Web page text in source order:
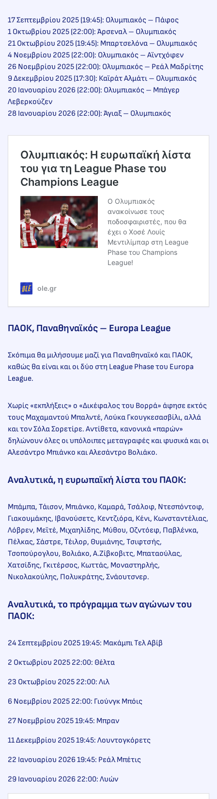
17 Σεπτεμβρίου 2025 (19:45): Ολυμπιακός – Πάφος
1 Οκτωβρίου 2025 (22:00): Άρσεναλ – Ολυμπιακός
21 Οκτωβρίου 2025 (19:45): Μπαρτσελόνα – Ολυμπιακός
4 Νοεμβρίου 2025 (22:00): Ολυμπιακός – Αϊντχόφεν
26 Νοεμβρίου 2025 (22:00): Ολυμπιακός – Ρεάλ Μαδρίτης
9 Δεκεμβρίου 2025 (17:30): Καϊράτ Αλμάτι – Ολυμπιακός
20 Ιανουαρίου 2026 (22:00): Ολυμπιακός – Μπάγερ
Λεβερκούζεν
28 Ιανουαρίου 2026 (22:00): Άγιαξ – Ολυμπιακός
Ολυμπιακός: Η ευρωπαϊκή λίστα
του για τη League Phase του
Champions League
Ο Ολυμπιακός
ανακοίνωσε τους
ποδοσφαιριστές, που θα
έχει ο Χοσέ Λουίς
Μεντιλίμπαρ στη League
Phase του Champions
League!
ole.gr
ΠΑΟΚ, Παναθηναϊκός – Europa League
Σκόπιμα θα μιλήσουμε μαζί για Παναθηναϊκό και ΠΑΟΚ,
καθώς θα είναι και οι δύο στη League Phase του Europa
League.
Χωρίς «εκπλήξεις» ο «Δικέφαλος του Βορρά» άφησε εκτός
τους Μαχαμαντού Μπαλντέ, Λούκα Γκουγκεσασβίλι, αλλά
και τον Σόλα Σορετίρε. Αντίθετα, κανονικά «παρών»
δηλώνουν όλες οι υπόλοιπες μεταγραφές και φυσικά και οι
Αλεσάντρο Μπιάνκο και Αλεσάντρο Βολιάκο.
Αναλυτικά, η ευρωπαϊκή λίστα του ΠΑΟΚ:
Μπάμπα, Τάισον, Μπιάνκο, Καμαρά, Τσάλοφ, Ντεσπόντοφ,
Γιακουμάκης, Ιβανούσετς, Κεντζιόρα, Κένι, Κωνσταντέλιας,
Λόβρεν, Μεϊτέ, Μιχαηλίδης, Μύθου, Οζντόεφ, Παβλένκα,
Πέλκας, Σάστρε, Τέιλορ, Θυμιάνης, Τσιφτσής,
Τσοπούρογλου, Βολιάκο, Α.Ζίβκοβιτς, Μπαταούλας,
Χατσίδης, Γκιτέρσος, Κωττάς, Μοναστηρλής,
Νικολακούλης, Πολυκράτης, Σνάουτσνερ.
Αναλυτικά, το πρόγραμμα των αγώνων του
ΠΑΟΚ:
24 Σεπτεμβρίου 2025 19:45: Μακάμπι Τελ Αβίβ
2 Οκτωβρίου 2025 22:00: Θέλτα
23 Οκτωβρίου 2025 22:00: Λιλ
6 Νοεμβρίου 2025 22:00: Γιούνγκ Μπόις
27 Νοεμβρίου 2025 19:45: Μπραν
11 Δεκεμβρίου 2025 19:45: Λουντογκόρετς
22 Ιανουαρίου 2026 19:45: Ρεάλ Μπέτις
29 Ιανουαρίου 2026 22:00: Λυών